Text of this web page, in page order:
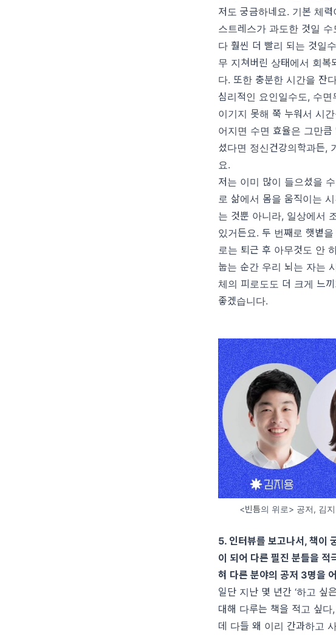
저도 궁금하네요. 기본 체
스트레스가 과도한 것일 수
다 훨씬 더 빨리 되는 것일
무 지쳐버린 상태에서 회
다. 또한 충분한 시간을 잔
심리적인 요인일수도, 수면
이기지 못해 쭉 누워서 시
어지면 수면 효율은 그만큼
셨다면 정신건강의학과든,
요.
저는 이미 많이 들으셨을
로 삶에서 몸을 움직이는
는 것뿐 아니라, 일상에서
있거든요. 두 번째로 햇볕
로는 퇴근 후 아무것도 안
눕는 순간 우리 뇌는 자는
체의 피로도도 더 크게 느
좋겠습니다.
<빈틈의 위로> 공저, 김
5. 인터뷰를 보고나서,책이
이 되어 다른 필진 분들을 적
혀 다른 분야의 공저 3명을
일단 지난 몇 년간‘하고 싶
대해 다루는 책을 적고 싶다,
데 다들 왜 이리 간과하고